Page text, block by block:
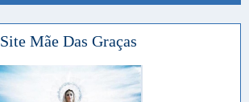
Site Mãe Das Graças